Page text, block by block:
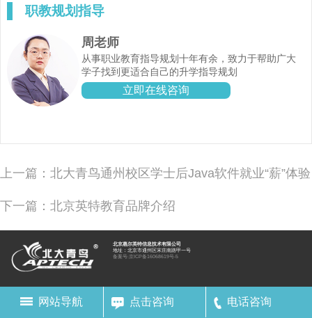
职教规划指导
周老师
从事职业教育指导规划十年有余，致力于帮助广大
学子找到更适合自己的升学指导规划
立即在线咨询
上一篇：北大青鸟通州校区学士后Java软件就业“薪”体验
下一篇：北京英特教育品牌介绍
网站导航 点击咨询 电话咨询
北京惠尔英特信息技术有限公司
地址：北京市通州区宋庄南路甲一号
备案号: 京ICP备16068619号-5